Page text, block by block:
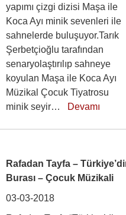
yapımı çizgi dizisi Maşa ile
Koca Ayı minik sevenleri ile
sahnelerde buluşuyor.Tarık
Şerbetçioğlu tarafından
senaryolaştırılıp sahneye
koyulan Maşa ile Koca Ayı
Müzikal Çocuk Tiyatrosu
minik seyir… Devamı
Rafadan Tayfa –
Burası – Çocuk Müzikali
03-03-2018